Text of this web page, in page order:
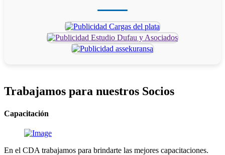
Trabajamos para nuestros Socios
Capacitación
En el CDA trabajamos para brindarte las mejores capacitaciones.